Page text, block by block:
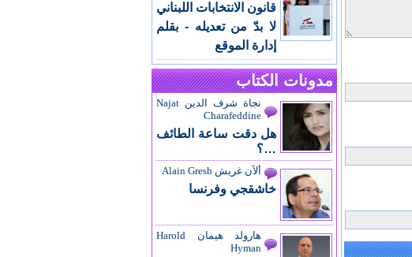
قانون الانتخابات اللبناني
لا بدّ من تعديله - بقلم
إدارة الموقع
مدونات الكتاب
نجاة شرف الدين Najat
Charafeddine
هل دقت ساعة الطائف
…؟
ألآن غريش Alain Gresh
خاشقجي وفرنسا
هارولد هيمان Harold
Hyman